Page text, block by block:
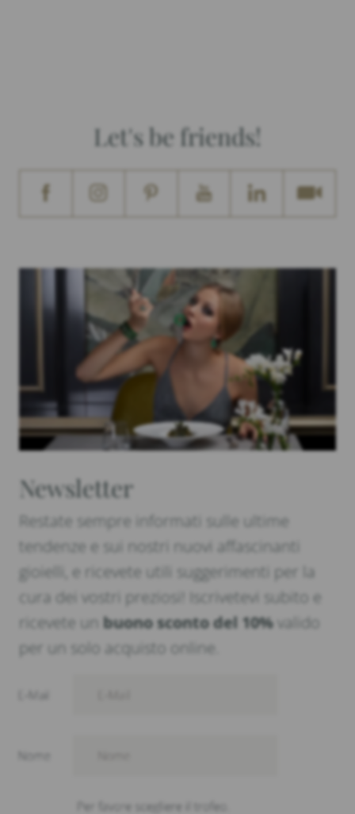
Let's be friends!
Newsletter
Restate sempre informati sulle ultime
tendenze e sui nostri nuovi affascinanti
gioielli, e ricevete utili suggerimenti per la
cura dei vostri preziosi! Iscrivetevi subito e
ricevete un buono sconto del 10%valido
per un solo acquisto online.